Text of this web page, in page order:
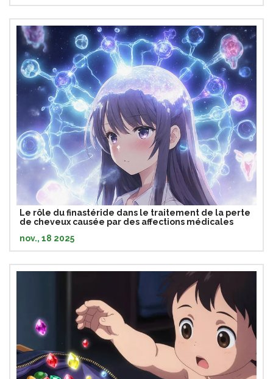
Le rôle du finastéride dans le traitement de la perte
de cheveux causée par des affections médicales
nov., 18 2025